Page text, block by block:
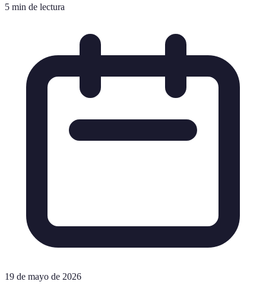
5 min de lectura
19 de mayo de 2026